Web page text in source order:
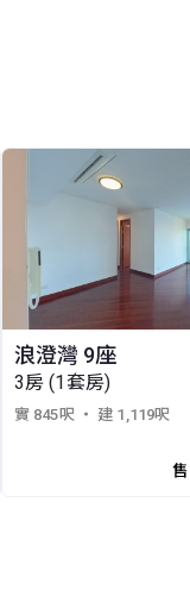
浪澄灣 9座
3房 (1套房)
實 845呎 ・ 建 1,119呎
售